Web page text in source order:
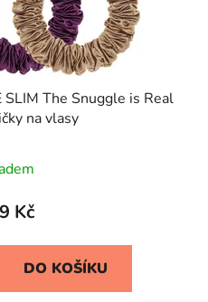
The Snuggle is Real
na vlasy
Kč
DO KOŠÍKU